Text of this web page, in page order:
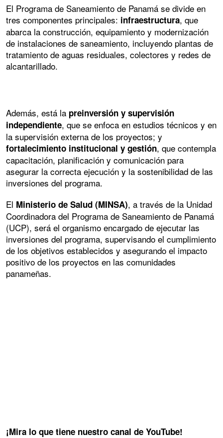
El Programa de Saneamiento de Panamá se divide en
tres componentes principales: infraestructura, que
abarca la construcción, equipamiento y modernización
de instalaciones de saneamiento, incluyendo plantas de
tratamiento de aguas residuales, colectores y redes de
alcantarillado.
Además, está la preinversión y supervisión
independiente, que se enfoca en estudios técnicos y en
la supervisión externa de los proyectos; y
fortalecimiento institucional y gestión, que contempla
capacitación, planificación y comunicación para
asegurar la correcta ejecución y la sostenibilidad de las
inversiones del programa.
El Ministerio de Salud (MINSA), a través de la Unidad
Coordinadora del Programa de Saneamiento de Panamá
(UCP), será el organismo encargado de ejecutar las
inversiones del programa, supervisando el cumplimiento
de los objetivos establecidos y asegurando el impacto
positivo de los proyectos en las comunidades
panameñas.
¡Mira lo que tiene nuestro canal de YouTube!